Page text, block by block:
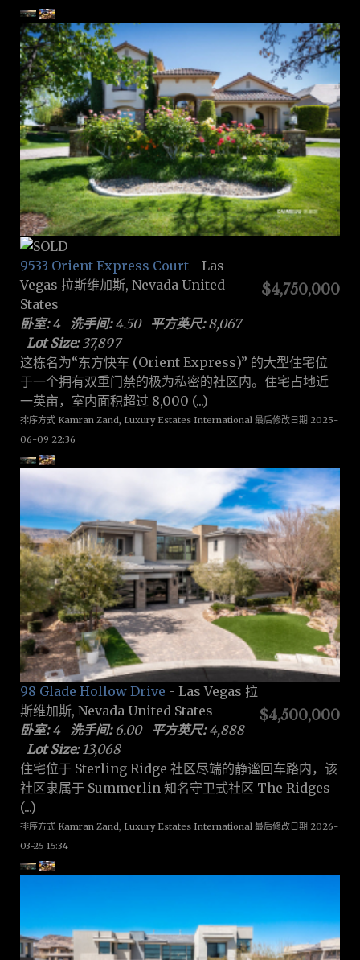
$4,750,000
9533 Orient Express Court - Las
Vegas 拉斯维加斯, Nevada United
States
卧室:4 洗手间:4.50 平方英尺:8,067
Lot Size:37,897
这栋名为“东方快车 (Orient Express)” 的大型住宅位
于一个拥有双重门禁的极为私密的社区内。住宅占地近
一英亩，室内面积超过 8,000 (...)
排序方式 Kamran Zand, Luxury Estates International 最后修改日期 2025-
06-09 22:36
$4,500,000
98 Glade Hollow Drive - Las Vegas 拉
斯维加斯, Nevada United States
卧室:4 洗手间:6.00 平方英尺:4,888
Lot Size:13,068
住宅位于 Sterling Ridge 社区尽端的静谧回车路内，该
社区隶属于 Summerlin 知名守卫式社区 The Ridges
(...)
排序方式 Kamran Zand, Luxury Estates International 最后修改日期 2026-
03-25 15:34